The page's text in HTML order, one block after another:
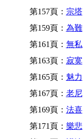
第157頁： 宗塔
第159頁： 為難
第161頁： 無私
第163頁： 寂寞
第165頁： 魅力
第167頁： 老尼
第169頁： 法喜
第171頁： 樂悲